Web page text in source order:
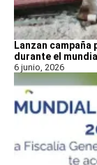
Lanzan
durante el
6 junio, 2026